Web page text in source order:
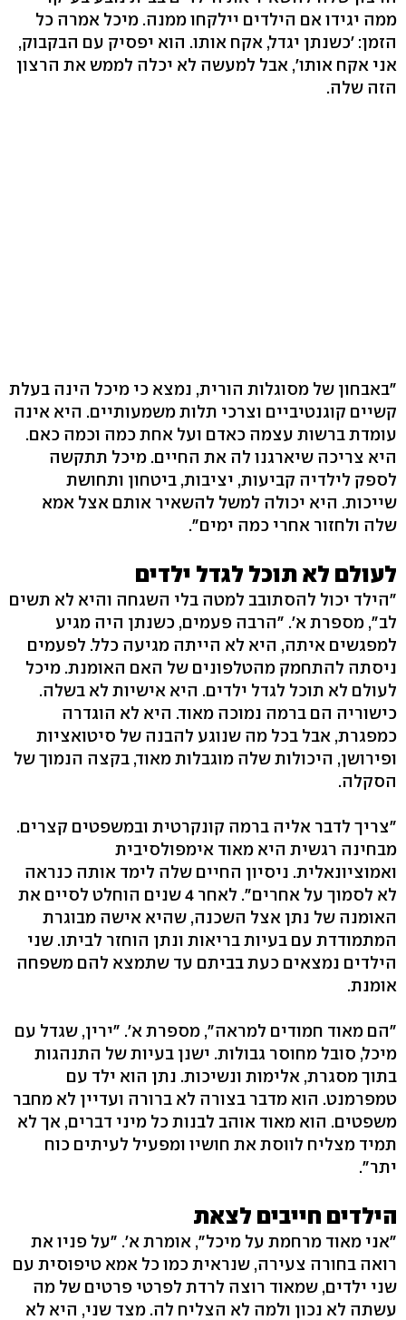
ממה יגידו אם הילדים יילקחו ממנה. מיכל אמרה כל
הזמן: 'כשנתן יגדל, אקח אותו. הוא יפסיק עם הבקבוק,
אני אקח אותו', אבל למעשה לא יכלה לממש את הרצון
הזה שלה.
"באבחון של מסוגלות הורית, נמצא כי מיכל הינה בעלת
קשיים קוגנטיביים וצרכי תלות משמעותיים. היא אינה
עומדת ברשות עצמה כאדם ועל אחת כמה וכמה כאם.
היא צריכה שיארגנו לה את החיים. מיכל תתקשה
לספק לילדיה קביעות, יציבות, ביטחון ותחושת
שייכות. היא יכולה למשל להשאיר אותם אצל אמא
שלה ולחזור אחרי כמה ימים".
לעולם לא תוכל לגדל ילדים
"הילד יכול להסתובב למטה בלי השגחה והיא לא תשים
לב", מספרת א'. "הרבה פעמים, כשנתן היה מגיע
למפגשים איתה, היא לא הייתה מגיעה כלל. לפעמים
ניסתה להתחמק מהטלפונים של האם האומנת. מיכל
לעולם לא תוכל לגדל ילדים. היא אישיות לא בשלה.
כישוריה הם ברמה נמוכה מאוד. היא לא הוגדרה
כמפגרת, אבל בכל מה שנוגע להבנה של סיטואציות
ופירושן, היכולות שלה מוגבלות מאוד, בקצה הנמוך של
הסקלה.
"צריך לדבר אליה ברמה קונקרטית ובמשפטים קצרים.
מבחינה רגשית היא מאוד אימפולסיבית
ואמוציונאלית. ניסיון החיים שלה לימד אותה כנראה
לא לסמוך על אחרים". לאחר 4 שנים הוחלט לסיים את
האומנה של נתן אצל השכנה, שהיא אישה מבוגרת
המתמודדת עם בעיות בריאות ונתן הוחזר לביתו. שני
הילדים נמצאים כעת בביתם עד שתמצא להם משפחה
אומנת.
"הם מאוד חמודים למראה", מספרת א'. "ירין, שגדל עם
מיכל, סובל מחוסר גבולות. ישנן בעיות של התנהגות
בתוך מסגרת, אלימות ונשיכות. נתן הוא ילד עם
טמפרמנט. הוא מדבר בצורה לא ברורה ועדיין לא מחבר
משפטים. הוא מאוד אוהב לבנות כל מיני דברים, אך לא
תמיד מצליח לווסת את חושיו ומפעיל לעיתים כוח
יתר".
הילדים חייבים לצאת
"אני מאוד מרחמת על מיכל", אומרת א'. "על פניו את
רואה בחורה צעירה, שנראית כמו כל אמא טיפוסית עם
שני ילדים, שמאוד רוצה לרדת לפרטי פרטים של מה
עשתה לא נכון ולמה לא הצליח לה. מצד שני, היא לא